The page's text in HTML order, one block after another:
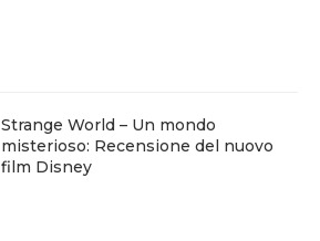
Strange World – Un mondo
misterioso: Recensione del nuovo
film Disney